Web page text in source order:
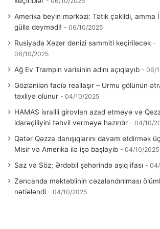
Amerika beyin mərkəzi: Tətik çəkildi, amma
güllə dəymədi!
06/10/2025
Rusiyada Xəzər dənizi sammiti keçiriləcək
06/10/2025
Ağ Ev Trampın varisinin adını açıqlayıb 06/
Gözlənilən faciə reallaşır – Urmu gölünün
təxliyə olunur
04/10/2025
HAMAS israilli girovları azad etməyə və
idarəçiliyini təhvil verməyə hazırdır
04/10/
Qətər Qəzza danışıqlarını davam etdirmək
Misir və Amerika ilə işə başlayıb
04/10/2025
Saz və Söz; Ərdəbil şəhərində aşıq ifası
Zəncanda məktəblinin cəzalandırılması
nətiələndi
04/10/2025